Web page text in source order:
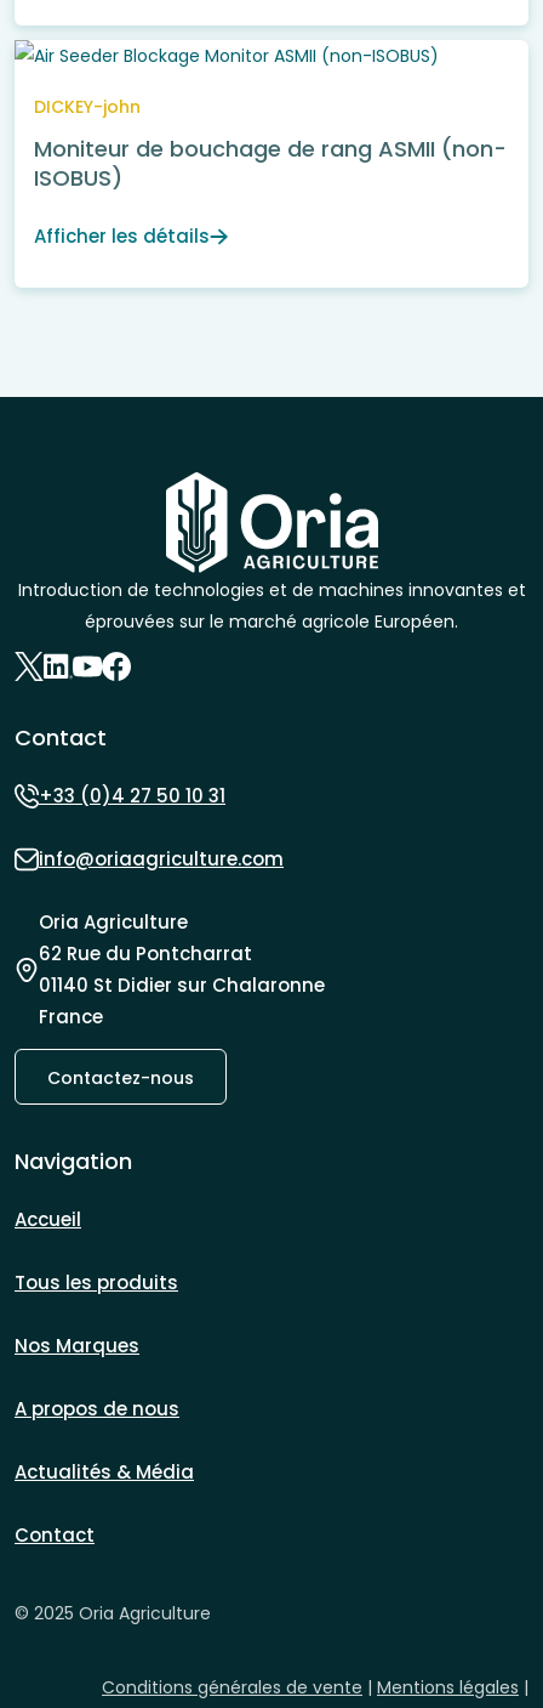
DICKEY-john
Moniteur de bouchage de rang ASMII (non-
ISOBUS)
Afficher les détails
Introduction de technologies et de machines innovantes et
éprouvées sur le marché agricole Européen.
Contact
+33 (0)4 27 50 10 31
info@oriaagriculture.com
Oria Agriculture
62 Rue du Pontcharrat
01140 St Didier sur Chalaronne
France
Contactez-nous
Navigation
Accueil
Tous les produits
Nos Marques
A propos de nous
Actualités & Média
Contact
© 2025 Oria Agriculture
Conditions générales de vente | Mentions légales |